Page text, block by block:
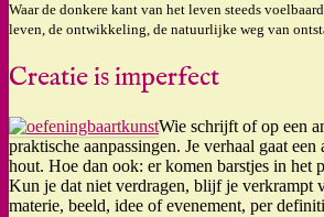
Waar de donkere kant van het leven steeds
leven, de ontwikkeling, de natuurlijke weg van
Creatie is imperfect
Wie schrijft of op een
praktische aanpassingen. Je verhaal gaat
hout. Hoe dan ook: er komen barstjes in het
Kun je dat niet verdragen, blijf je verkrampt
materie, beeld, idee of evenement, per